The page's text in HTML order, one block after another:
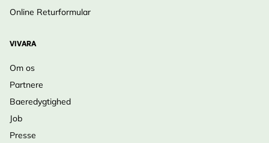
Online Returformular
VIVARA
Om os
Partnere
Baeredygtighed
Job
Presse